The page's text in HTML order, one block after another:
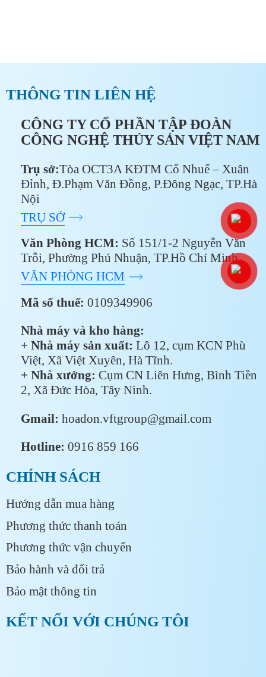
THÔNG TIN LIÊN HỆ
CÔNG TY CỔ PHẦN TẬP ĐOÀN
CÔNG NGHỆ THỦY SẢN VIỆT NAM
Trụ sở:Tòa OCT3A KĐTM Cổ Nhuế – Xuân
Đỉnh, Đ.Phạm Văn Đồng, P.Đông Ngạc, TP.Hà
Nội
TRỤ SỞ
Văn Phòng HCM: Số 151/1-2 Nguyễn Văn
Trỗi, Phường Phú Nhuận, TP.Hồ Chí Minh
VĂN PHÒNG HCM
Mã số thuế: 0109349906
Nhà máy và kho hàng:
+ Nhà máy sản xuất: Lô 12, cụm KCN Phù
Việt, Xã Việt Xuyên, Hà Tĩnh.
+ Nhà xưởng: Cụm CN Liên Hưng, Bình Tiền
2, Xã Đức Hòa, Tây Ninh.
Gmail: hoadon.vftgroup@gmail.com
Hotline: 0916 859 166
CHÍNH SÁCH
Hướng dẫn mua hàng
Phương thức thanh toán
Phương thức vận chuyển
Bảo hành và đổi trả
Bảo mật thông tin
KẾT NỐI VỚI CHÚNG TÔI